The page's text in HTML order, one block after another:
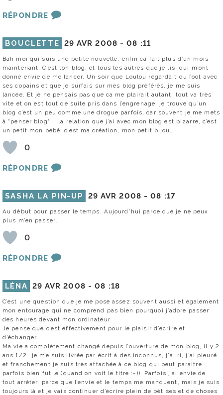
RÉPONDRE
BOUCLETTE 29 AVR 2008 -08 :11
Bah moi qui suis une petite nouvelle, enfin ca fait plus d’un mois
maintenant. C’est ton blog, et tous les autres que je lis, qui m’ont
donné envie de me lancer. Un soir que Loulou regardait du foot avec
ses copains et que je surfais sur mes blog préférés, je me suis
lancée. Et je ne pensais pas que ca me plairait autant, tout va très
vite et on est tout de suite pris dans l’engrenage, je trouve qu’un
blog c’est un peu comme une drogue parfois, car souvent je me mets
à "penser blog" !! la relation que j’ai avec mon blog est bizarre, c’est
un petit mon bébé, c’est ma création, mon petit bijou…
0
RÉPONDRE
SASHA LA PIN-UP 29 AVR 2008 -08 :17
Au début pour passer le temps. Aujourd’hui parce que je ne peux
plus m’en passer…
0
RÉPONDRE
LÉNA 29 AVR 2008 -08 :18
C’est une question que je me pose assez souvent aussi et également
mon entourage qui ne comprend pas bien pourquoi j’adore passer
des heures devant mon ordinateur.
Je pense que c’est effectivement pour le plaisir d’écrire et
d’échanger.
Ma vie a complètement changé depuis l’ouverture de mon blog, il y 2
ans 1/2… je me suis livrée par écrit à des inconnus, j’ai ri, j’ai pleuré
et franchement je suis très attachée à ce blog qui peut paraitre
parfois bien futile (quand on voit le titre :-)). Parfois j’ai envie de
tout arrêter, parce que l’envie et le temps me manquent, mais je suis
toujours là et je vais continuer d’écrire plein de bêtises et de choses